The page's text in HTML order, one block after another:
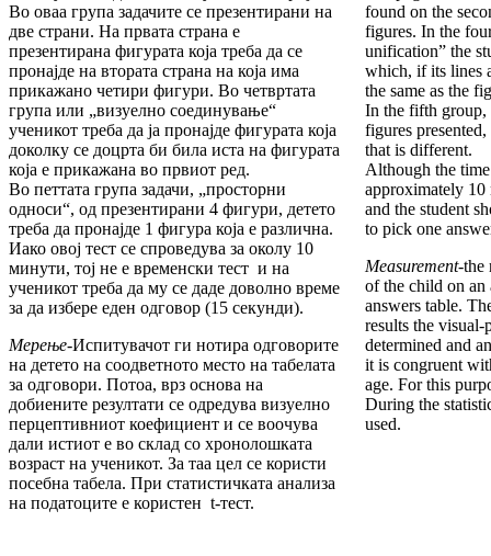
Во оваа група задачите се презентирани на
две страни. На првата страна е
презентирана фигурата која треба да се
пронајде на втората страна на која има
прикажано четири фигури. Во четвртата
група или „визуелно соединување“
ученикот треба да ја пронајде фигурата која
доколку се доцрта би била иста на фигурата
која е прикажана во првиот ред.
Во петтата група задачи, „просторни
односи“, од презентирани 4 фигури, детето
треба да пронајде 1 фигура која е различна.
Иако овој тест се спроведува за околу 10
минути, тој не е временски тест и на
ученикот треба да му се даде доволно време
за да избере еден одговор (15 секунди).
Мерење-Испитувачот ги нотира одговорите
на детето на соодветното место на табелата
за одговори. Потоа, врз основа на
добиените резултати се одредува визуелно
перцептивниот коефициент и се воочува
дали истиот е во склад со хронолошката
возраст на ученикот. За таа цел се користи
посебна табела. При статистичката анализа
на податоците е користен t-тест.
found on the
figures. In the
unification” the
which, if its lines
the same as the
In the fifth group,
figures
that is different.
Although the
approximately 10
and the student
to pick one
Measurement-the
of the child on an
answers table.
results the
determined and
it is congruent
age. For this
During the
used.